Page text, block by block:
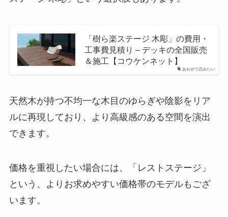
あわせて読みたい
「樹ら楽ステージ 木彫」の費用・
工事費見積り – デッキの全国販売
＆施工【コウケンネット】
天然木が持つ不均一な木目のゆらぎや陰影をリア
ルに再現しており、より高級感のある空間を演出
できます。
価格を重視したい場合には、「レストステージ」
という、よりお求めやすい価格帯のモデルもござ
います。